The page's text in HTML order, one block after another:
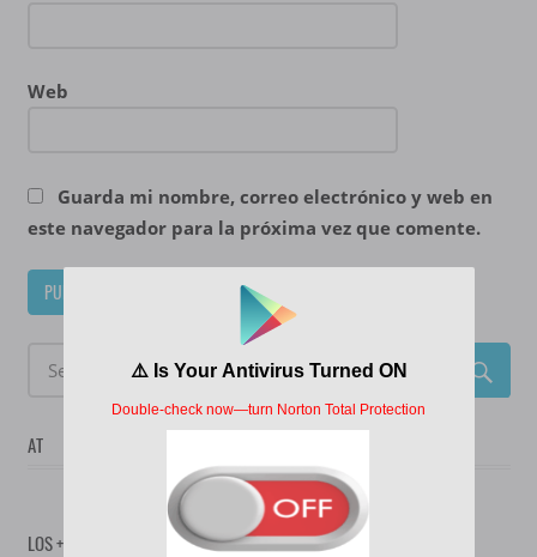
Web
Guarda mi nombre, correo electrónico y web en
este navegador para la próxima vez que comente.
AT
LOS + POPULARES